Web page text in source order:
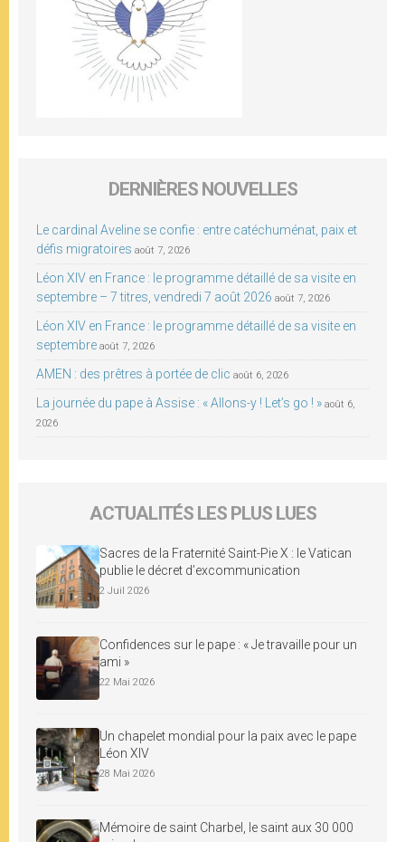
DERNIÈRES NOUVELLES
Le cardinal Aveline se confie : entre catéchuménat, paix et
défis migratoires août 7, 2026
Léon XIV en France : le programme détaillé de sa visite en
septembre – 7 titres, vendredi 7 août 2026 août 7, 2026
Léon XIV en France : le programme détaillé de sa visite en
septembre août 7, 2026
AMEN : des prêtres à portée de clic août 6, 2026
La journée du pape à Assise : « Allons-y ! Let’s go ! » août 6,
2026
ACTUALITÉS LES PLUS LUES
Sacres de la Fraternité Saint-Pie X : le Vatican
publie le décret d’excommunication
2 Juil 2026
Confidences sur le pape : « Je travaille pour un
ami »
22 Mai 2026
Un chapelet mondial pour la paix avec le pape
Léon XIV
28 Mai 2026
Mémoire de saint Charbel, le saint aux 30 000